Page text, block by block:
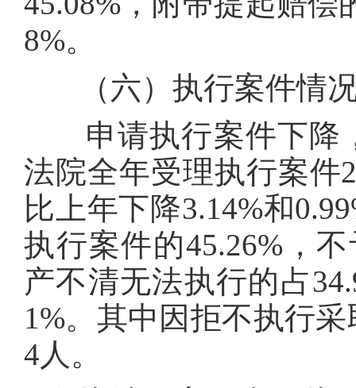
8%。
（六）执行案件情
申请执行案件下降
法院全年受理执行案件
比上年下降3.14%和
执行案件的45.26%，
产不清无法执行的占
1%。其中因拒不执行
4人。